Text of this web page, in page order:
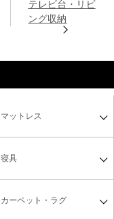
テレビ台・リビ
ング収納
マットレス
寝具
カーペット・ラグ